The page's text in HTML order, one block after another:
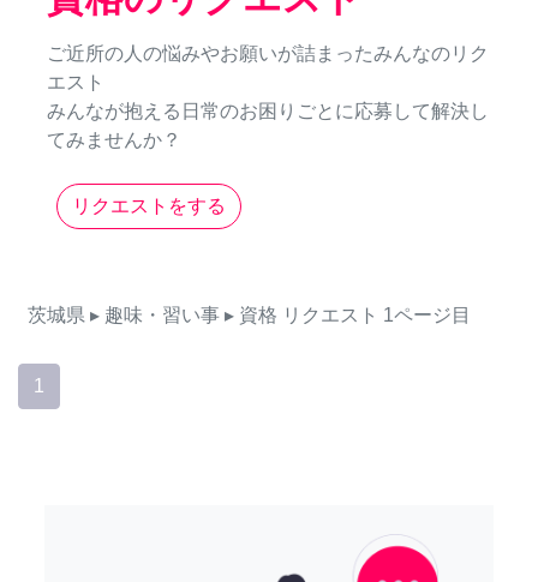
ご近所の人の悩みやお願いが詰まったみんなのリク
エスト
みんなが抱える日常のお困りごとに応募して解決し
てみませんか？
リクエストをする
茨城県 ▸ 趣味・習い事 ▸ 資格 リクエスト 1ページ目
1